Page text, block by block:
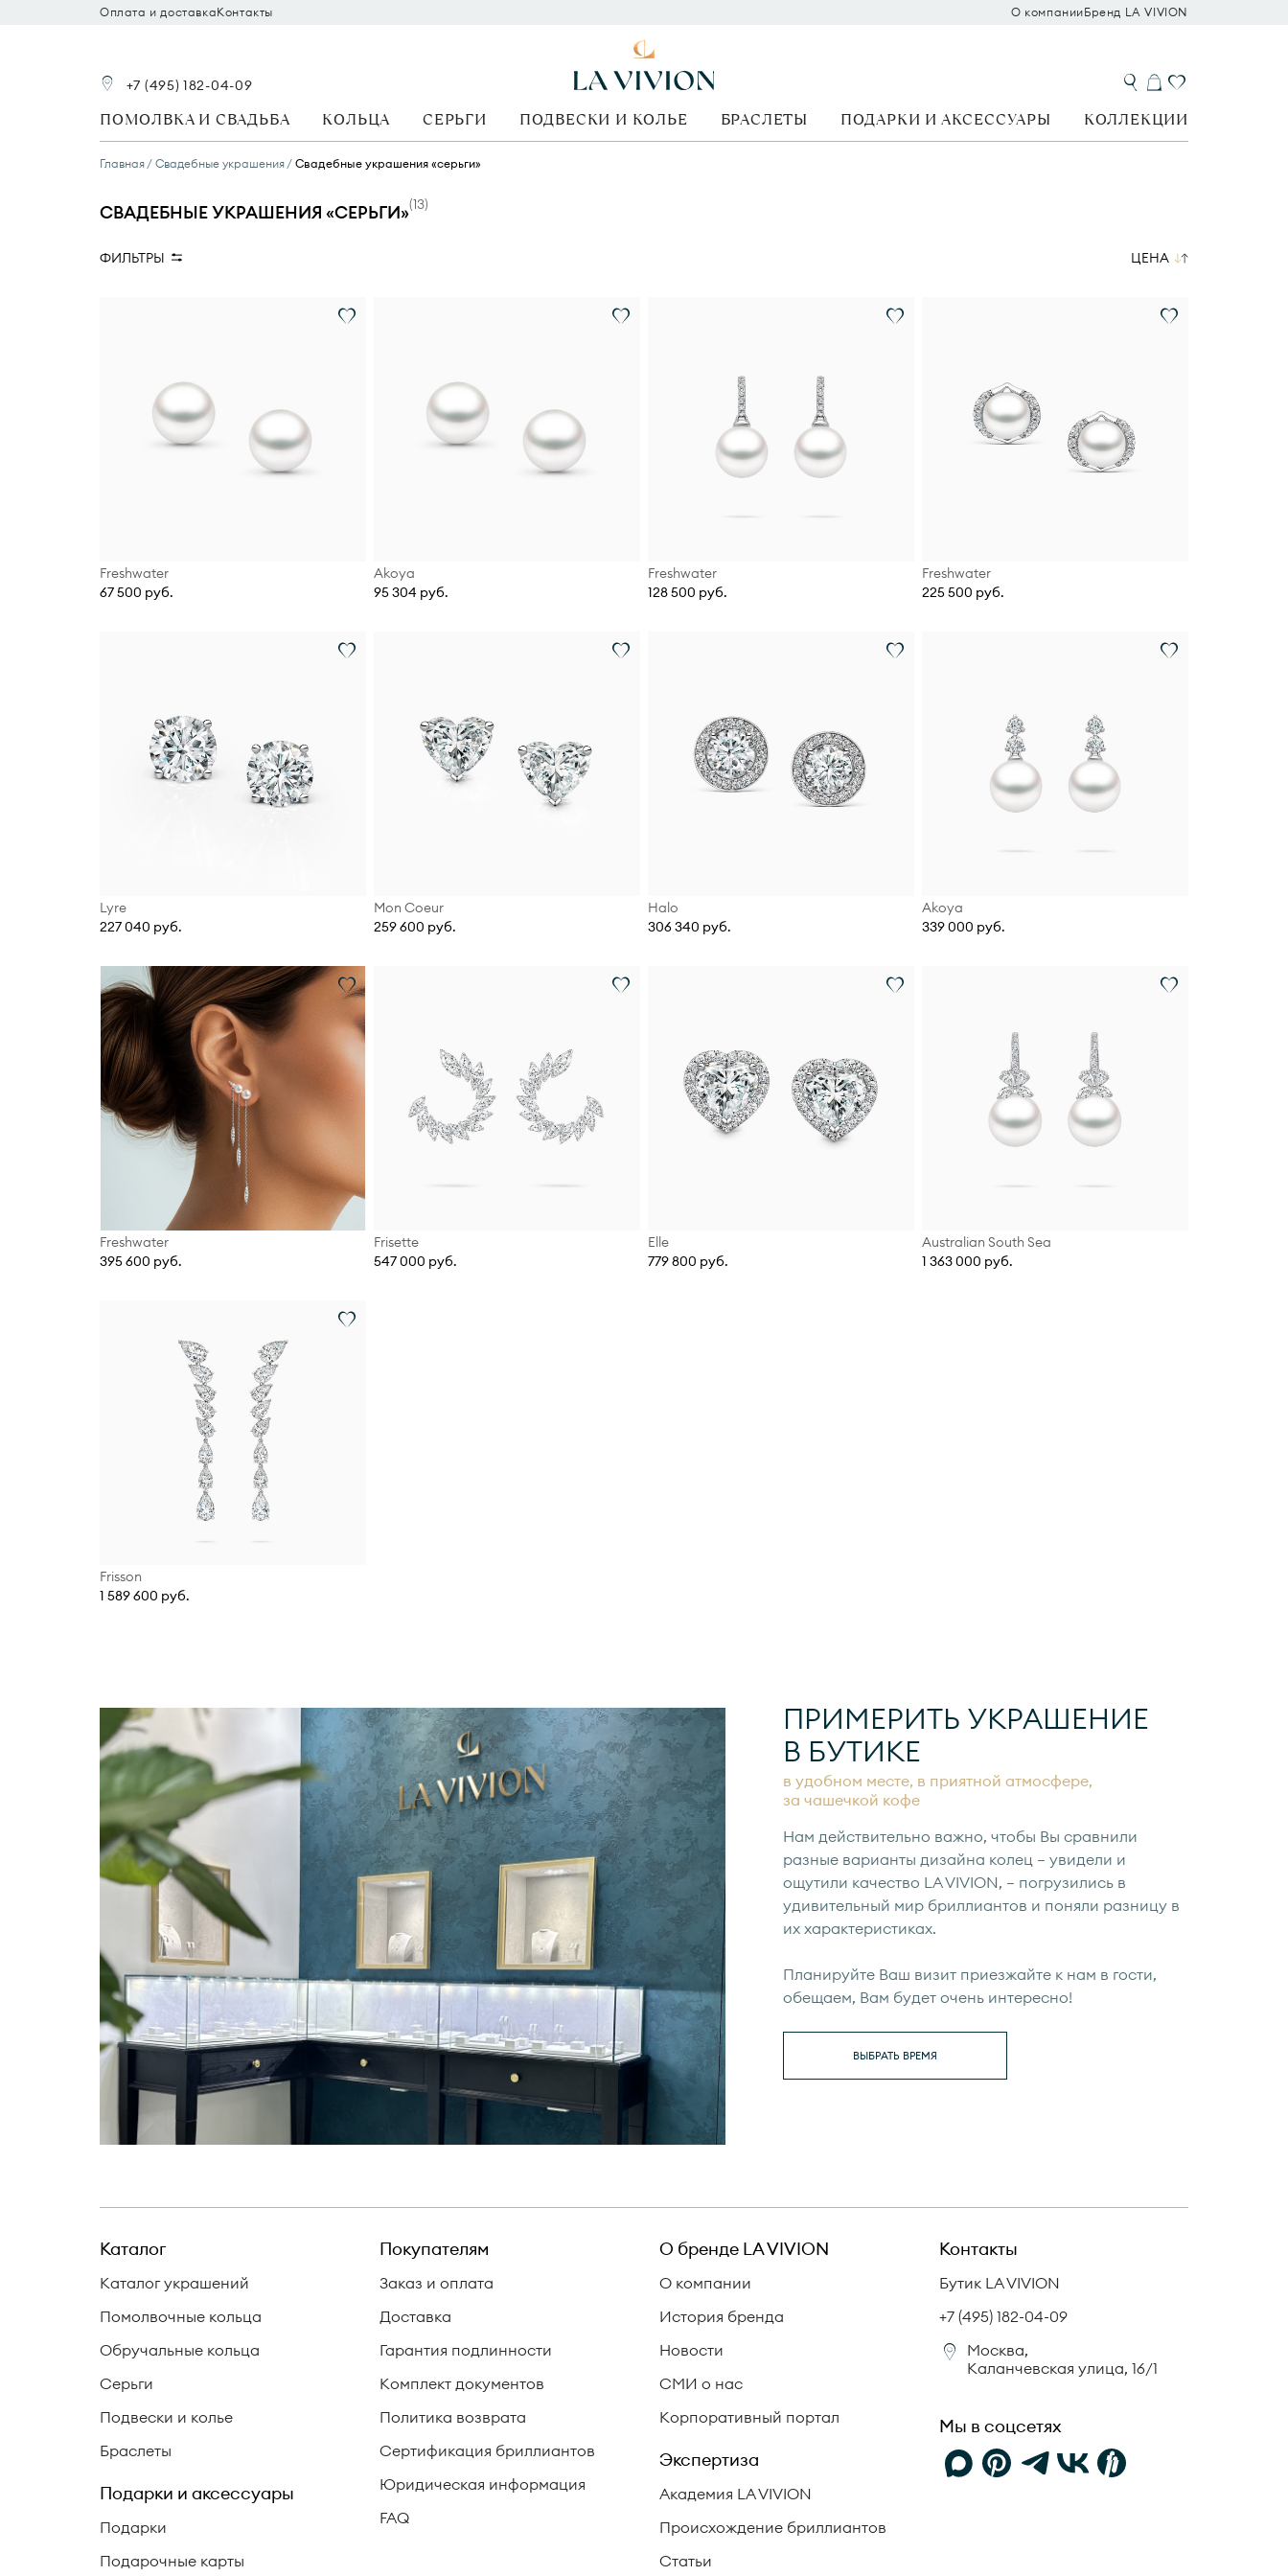
Оплата и доставкаКонтакты О компанииБренд LA VIVION
+7 (495) 182-04-09
ПОМОЛВКА И СВАДЬБА КОЛЬЦА СЕРЬГИ ПОДВЕСКИ И КОЛЬЕ БРАСЛЕТЫ ПОДАРКИ И АКСЕССУАРЫ КОЛЛЕКЦИИ
Главная Свадебные украшения Свадебные украшения «серьги»
СВАДЕБНЫЕ УКРАШЕНИЯ «СЕРЬГИ»(13)
ФИЛЬТРЫ ЦЕНА
Freshwater
67 500 руб.
Akoya
95 304 руб.
Freshwater
128 500 руб.
Freshwater
225 500 руб.
Lyre
227 040 руб.
Mon Coeur
259 600 руб.
Halo
306 340 руб.
Akoya
339 000 руб.
Freshwater
395 600 руб.
Frisette
547 000 руб.
Elle
779 800 руб.
Australian South Sea
1 363 000 руб.
Frisson
1 589 600 руб.
ПРИМЕРИТЬ УКРАШЕНИЕ
В БУТИКЕ
в удобном месте, в приятной атмосфере,
за чашечкой кофе
Нам действительно важно, чтобы Вы сравнили
разные варианты дизайна колец — увидели и
ощутили качество LA VIVION, — погрузились в
удивительный мир бриллиантов и поняли разницу в
их характеристиках.
Планируйте Ваш визит приезжайте к нам в гости,
обещаем, Вам будет очень интересно!
ВЫБРАТЬ ВРЕМЯ
Каталог
Каталог украшений
Помолвочные кольца
Обручальные кольца
Серьги
Подвески и колье
Браслеты
Подарки и аксессуары
Подарки
Подарочные карты
Покупателям
Заказ и оплата
Доставка
Гарантия подлинности
Комплект документов
Политика возврата
Сертификация бриллиантов
Юридическая информация
FAQ
О бренде LA VIVION
О компании
История бренда
Новости
СМИ о нас
Корпоративный портал
Экспертиза
Академия LA VIVION
Происхождение бриллиантов
Статьи
Контакты
Бутик LA VIVION
+7 (495) 182-04-09
Москва,
Каланчевская улица, 16/1
Мы в соцсетях